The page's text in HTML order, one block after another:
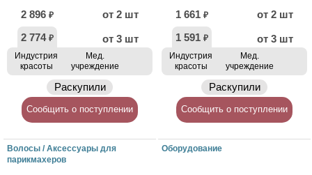
2 896 ₽
от 2 шт
2 774 ₽ от 3 шт
Индустрия
красоты
Мед.
учреждение
Раскупили
Сообщить о поступлении
1 661 ₽
от 2 шт
1 591 ₽ от 3 шт
Индустрия
красоты
Мед.
учреждение
Раскупили
Сообщить о поступлении
Волосы / Аксессуары для
парикмахеров
Оборудование